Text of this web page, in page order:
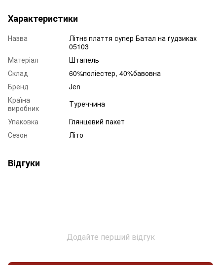
Характеристики
Назва
Літнє плаття супер Батал на ґудзиках
05103
Матеріал
Штапель
Склад
60%поліестер, 40%бавовна
Бренд
Jen
Країна
виробник
Туреччина
Упаковка
Глянцевий пакет
Сезон
Літо
Відгуки
Додайте перший відгук